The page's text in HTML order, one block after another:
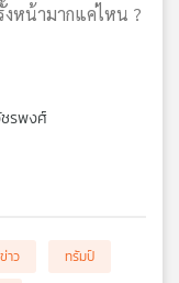
งหน้ามากแค่ไหน ?
รพงศ์
ข่าว
ทรัมป์